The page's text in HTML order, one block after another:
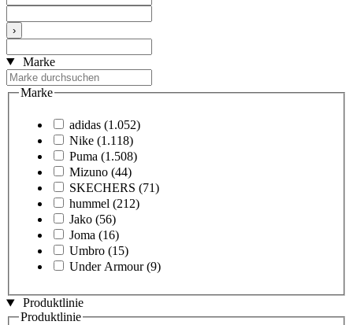
›
Marke
Marke
adidas (1.052)
Nike (1.118)
Puma (1.508)
Mizuno (44)
SKECHERS (71)
hummel (212)
Jako (56)
Joma (16)
Umbro (15)
Under Armour (9)
Produktlinie
Produktlinie